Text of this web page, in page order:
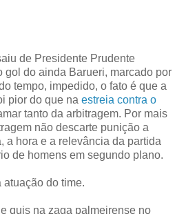
de Presidente Prudente
gol do ainda Barueri, marcado por
tempo, impedido, o fato é que a
pior do que na estreia contra o
tanto da arbitragem. Por mais
não descarte punição a
a hora e a relevância da partida
de homens em segundo plano.
atuação do time.
quis na zaga palmeirense no